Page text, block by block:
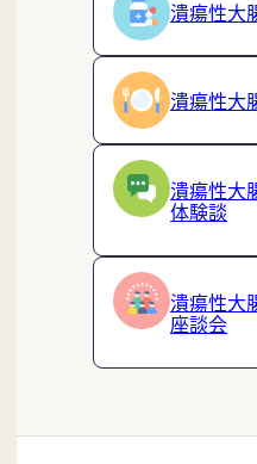
潰瘍性大
潰瘍性大
潰瘍性大
体験談
潰瘍性大
座談会